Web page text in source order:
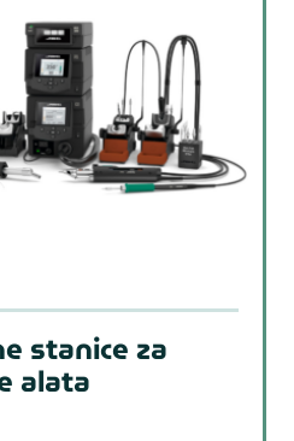
stanice za
alata